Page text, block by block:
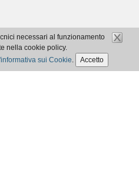
necessari al funzionamento
nella cookie policy.
l'informativa sui Cookie. Accetto